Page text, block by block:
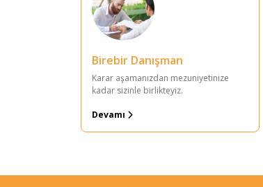
Birebir Danışman
Karar aşamanızdan mezuniyetinize
kadar sizinle birlikteyiz.
Devamı